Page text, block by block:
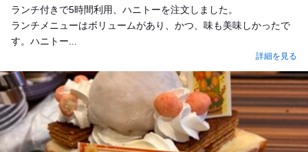
ランチ付きで5時間利用、ハニトーを注文しました。
ランチメニューはボリュームがあり、かつ、味も美味しかったで
す。ハニトー...
詳細を見る